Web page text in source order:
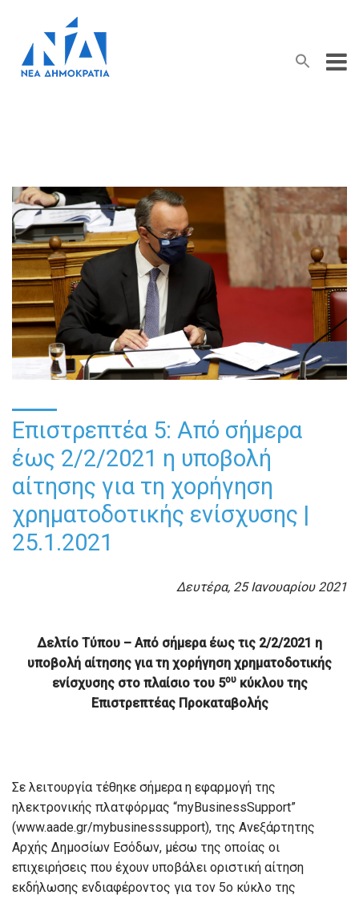
Search
Search Button
Επιστρεπτέα 5: Από σήμερα
έως 2/2/2021 η υποβολή
αίτησης για τη χορήγηση
χρηματοδοτικής ενίσχυσης |
25.1.2021
Δευτέρα, 25 Ιανουαρίου 2021
Δελτίο Τύπου – Από σήμερα έως τις 2/2/2021 η
υποβολή αίτησης για τη χορήγηση χρηματοδοτικής
ενίσχυσης στο πλαίσιο του 5ουκύκλου της
Επιστρεπτέας Προκαταβολής
Σε λειτουργία τέθηκε σήμερα η εφαρμογή της
ηλεκτρονικής πλατφόρμας “myBusinessSupport”
(www.aade.gr/mybusinesssupport), της Ανεξάρτητης
Αρχής Δημοσίων Εσόδων, μέσω της οποίας οι
επιχειρήσεις που έχουν υποβάλει οριστική αίτηση
εκδήλωσης ενδιαφέροντος για τον 5ο κύκλο της